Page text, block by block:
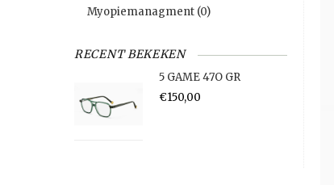
Myopiemanagment (0)
RECENT BEKEKEN
5 GAME 47O GR
€150,00